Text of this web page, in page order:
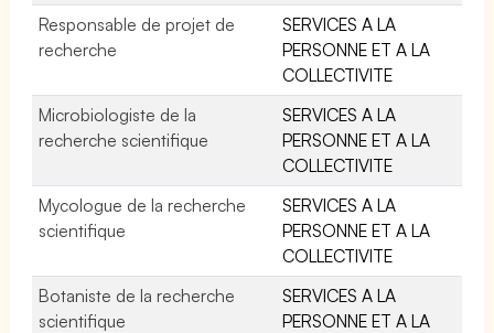
Responsable de projet de
recherche
SERVICES A LA
PERSONNE ET A LA
COLLECTIVITE
Microbiologiste de la
recherche scientifique
SERVICES A LA
PERSONNE ET A LA
COLLECTIVITE
Mycologue de la recherche
scientifique
SERVICES A LA
PERSONNE ET A LA
COLLECTIVITE
Botaniste de la recherche
scientifique
SERVICES A LA
PERSONNE ET A LA